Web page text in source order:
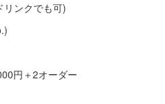
ンクでも可)
円＋2オーダー